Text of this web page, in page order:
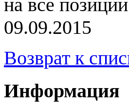
на все
09.09.2015
Возврат к
Информация